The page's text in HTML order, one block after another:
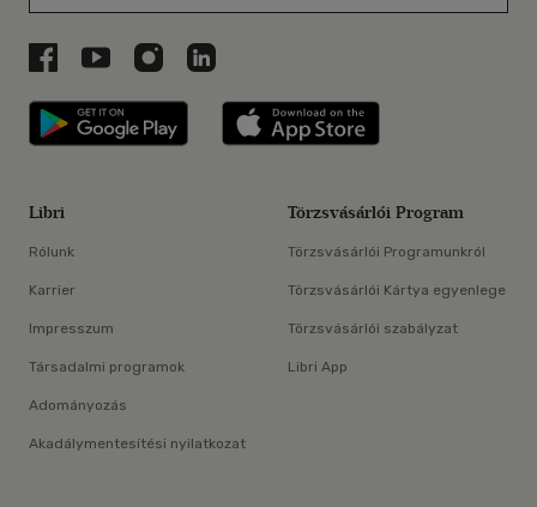
Libri a Facebookon
Libri a Youtube-on
Libri az Instagramon
Libri a LinkedInen
Libri applikáció Szerezd meg: Google
Libri
Rólunk
Karrier
Impresszum
Társadalmi programok
Adományozás
Akadálymentesítési nyilatkozat
Törzsvásárlói Program
Törzsvásárlói Programunkról
Törzsvásárlói Kártya egyenlege
Törzsvásárlói szabályzat
Libri App